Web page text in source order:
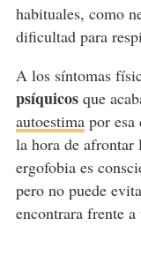
habituales, como
dificultad para
A los síntomas
psíquicosque
autoestimapor esa
la hora de afrontar
ergofobia es
pero no puede
encontrara frente